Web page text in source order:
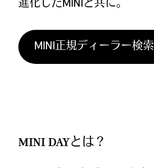
進化したMINIと共に。
MINI正規ディーラー検索
MINI DAYとは？